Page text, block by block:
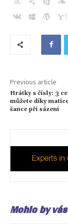
Previous article
Hrátky s čísly: 3
můžete díky
šance při sázení
Mohlo by